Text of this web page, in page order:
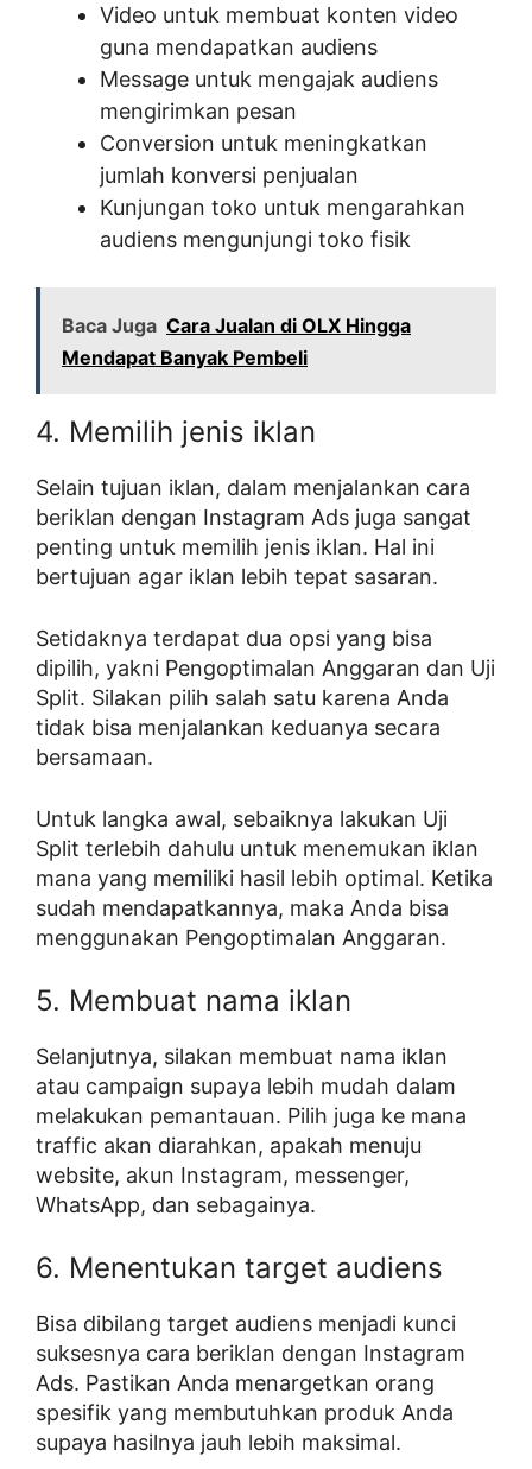
Video untuk membuat konten video
guna mendapatkan audiens
Message untuk mengajak audiens
mengirimkan pesan
Conversion untuk meningkatkan
jumlah konversi penjualan
Kunjungan toko untuk mengarahkan
audiens mengunjungi toko fisik
Baca Juga Cara Jualan di OLX Hingga
Mendapat Banyak Pembeli
4. Memilih jenis iklan
Selain tujuan iklan, dalam menjalankan cara
beriklan dengan Instagram Ads juga sangat
penting untuk memilih jenis iklan. Hal ini
bertujuan agar iklan lebih tepat sasaran.
Setidaknya terdapat dua opsi yang bisa
dipilih, yakni Pengoptimalan Anggaran dan Uji
Split. Silakan pilih salah satu karena Anda
tidak bisa menjalankan keduanya secara
bersamaan.
Untuk langka awal, sebaiknya lakukan Uji
Split terlebih dahulu untuk menemukan iklan
mana yang memiliki hasil lebih optimal. Ketika
sudah mendapatkannya, maka Anda bisa
menggunakan Pengoptimalan Anggaran.
5. Membuat nama iklan
Selanjutnya, silakan membuat nama iklan
atau campaign supaya lebih mudah dalam
melakukan pemantauan. Pilih juga ke mana
traffic akan diarahkan, apakah menuju
website, akun Instagram, messenger,
WhatsApp, dan sebagainya.
6. Menentukan target audiens
Bisa dibilang target audiens menjadi kunci
suksesnya cara beriklan dengan Instagram
Ads. Pastikan Anda menargetkan orang
spesifik yang membutuhkan produk Anda
supaya hasilnya jauh lebih maksimal.